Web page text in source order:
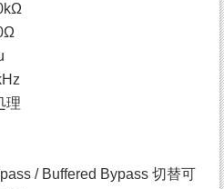
理
/ Buffered Bypass 切替可